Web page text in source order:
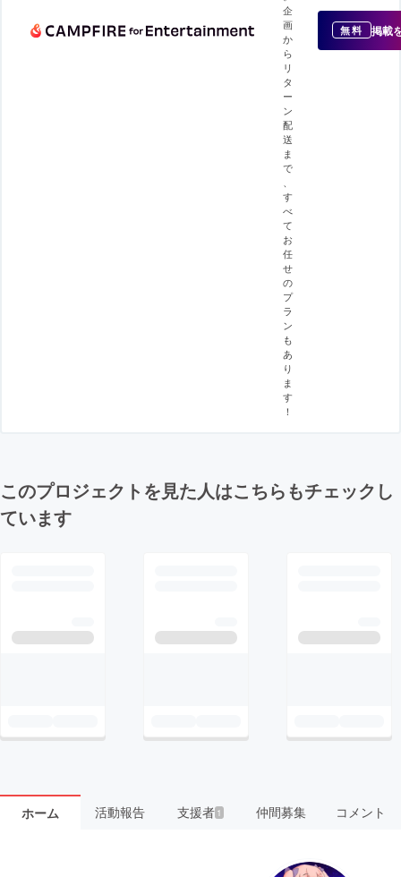
企
画
か
ら
リ
タ
ー
ン
配
送
ま
で
す
べ
て
お
任
せ
の
プ
ラ
ン
も
あ
り
ま
す
！
無料 掲載
このプロジェクトを見た人はこちらもチェックし
ています
ホーム 活動報告 支援者 1 仲間募集 コメント